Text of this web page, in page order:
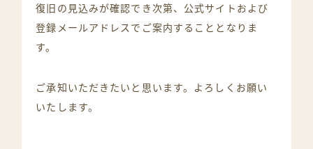
復旧の見込みが確認でき次第、公式サイトおよび
登録メールアドレスでご案内することとなりま
す。
ご承知いただきたいと思います。よろしくお願い
いたします。